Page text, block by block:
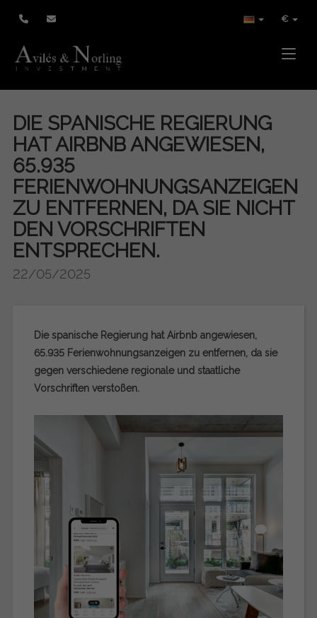
€
DIE SPANISCHE REGIERUNG
HAT AIRBNB ANGEWIESEN,
65.935
FERIENWOHNUNGSANZEIGEN
ZU ENTFERNEN, DA SIE NICHT
DEN VORSCHRIFTEN
ENTSPRECHEN.
22/05/2025
Die spanische Regierung hat Airbnb angewiesen,
65.935 Ferienwohnungsanzeigen zu entfernen, da sie
gegen verschiedene regionale und staatliche
Vorschriften verstoßen.